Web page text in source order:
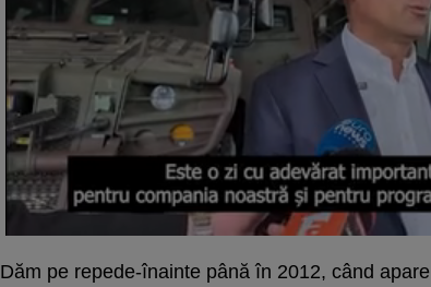
Dăm pe repede-înainte până în 2012, când apare